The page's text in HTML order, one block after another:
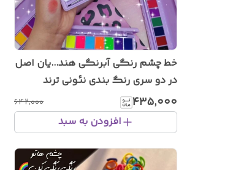
خط چشم رنگی آبرنگی هند...یان اصل
در دو سری رنگ بندی نئونی ترند
اینستاگرام
۴۳۵٬۰۰۰ ۶۴۲٬۰۰۰
افزودن به سبد